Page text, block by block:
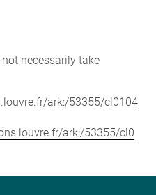
necessarily take
ark:/53355/cl0104
ark:/53355/cl0